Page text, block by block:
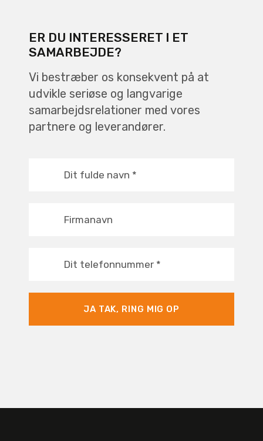
ER DU INTERESSERET I ET
SAMARBEJDE?
Vi bestræber os konsekvent på at
udvikle seriøse og langvarige
samarbejdsrelationer med vores
partnere og leverandører.
Dit fulde navn *
Firmanavn
Dit telefonnummer *
JA TAK, RING MIG OP